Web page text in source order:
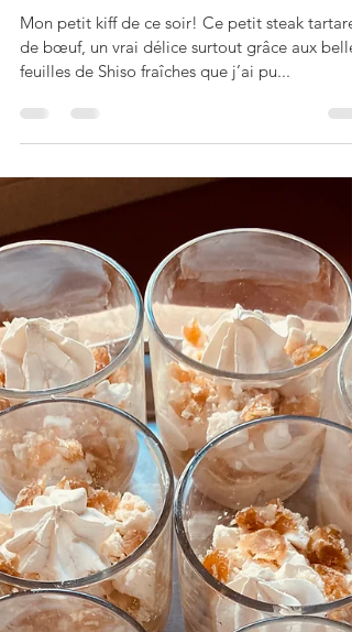
Perli Pascale
31 mai 2024
3 min de lecture
Steak tartare à la
coréenne, au Shiso et
poire
Mon petit kiff de ce soir! Ce petit steak tartare
de bœuf, un vrai délice surtout grâce aux
feuilles de Shiso fraîches que j’ai pu...